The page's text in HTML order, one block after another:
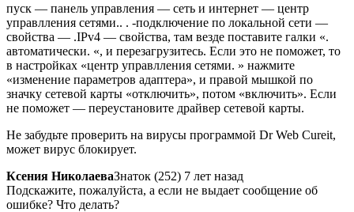
пуск — панель управления — сеть и интернет — центр
управлления сетями.. . -подключение по локальной сети —
свойства — .IPv4 — свойства, там везде поставите галки «.
автоматически. «, и перезагрузитесь. Если это не поможет, то
в настройках «центр управлления сетями. » нажмите
«изменение параметров адаптера», и правой мышкой по
значку сетевой карты «отключить», потом «включить». Если
не поможет — переустановите драйвер сетевой карты.
Не забудьте проверить на вирусы программой Dr Web Cureit,
может вирус блокирует.
Ксения НиколаеваЗнаток (252) 7 лет назад
Подскажите, пожалуйста, а если не выдает сообщение об
ошибке? Что делать?